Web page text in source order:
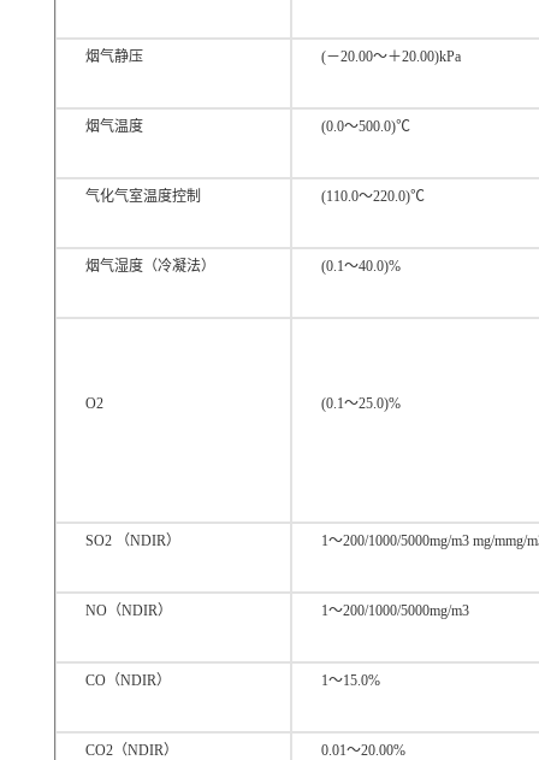
烟气静压 (－20.00～＋20.00)kPa
烟气温度 (0.0～500.0)℃
气化气室温度控制 (110.0～220.0)℃
烟气湿度（冷凝法） (0.1～40.0)%
O2 (0.1～25.0)%
SO2 （NDIR） 1～200/1000/5000mg/m3 mg/mmg/
NO（NDIR） 1～200/1000/5000mg/m3
CO（NDIR） 1～15.0%
CO2（NDIR） 0.01～20.00%